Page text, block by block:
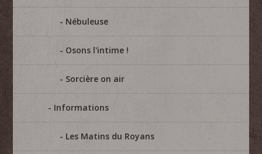
Nébuleuse
Osons l'intime !
Sorcière on air
Informations
Les Matins du Royans